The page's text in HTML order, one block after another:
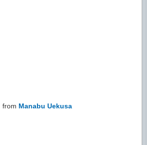
from Manabu Uekusa